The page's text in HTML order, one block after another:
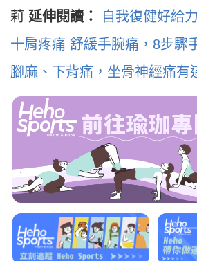
莉 延伸閱讀：
自我復健好給
十肩疼痛 舒緩手腕痛，8步驟
腳麻、下背痛，坐骨神經痛有